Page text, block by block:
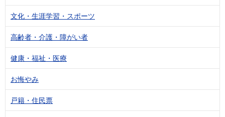
文化・生涯学習・スポーツ
高齢者・介護・障がい者
健康・福祉・医療
お悔やみ
戸籍・住民票